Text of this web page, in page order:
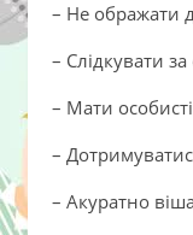
– Не ображати
– Слідкувати
– Мати
–
– Акуратно